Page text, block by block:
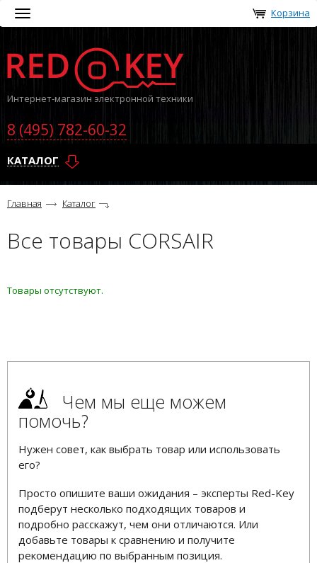
Toggle
navigation
Корзина
Интернет-магазин электронной техники
8 (495) 782-60-32
КАТАЛОГ
Главная Каталог
Все товары CORSAIR
Товары отсутствуют.
Чем мы еще можем
помочь?
Нужен совет, как выбрать товар или использовать
его?
Просто опишите ваши ожидания – эксперты Red-Key
подберут несколько подходящих товаров и
подробно расскажут, чем они отличаются. Или
добавьте товары к сравнению и получите
рекомендацию по выбранным позиция.